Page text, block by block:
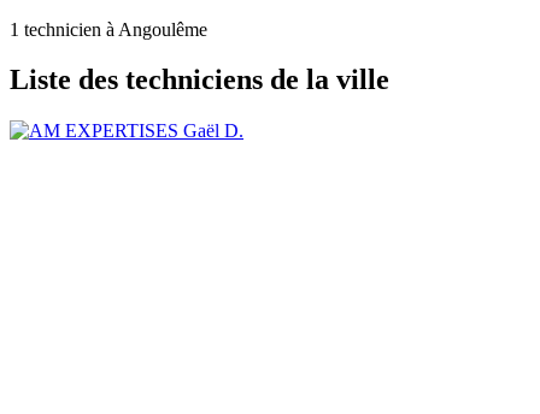
1 technicien à Angoulême
Liste des techniciens de la ville
Gaël D.